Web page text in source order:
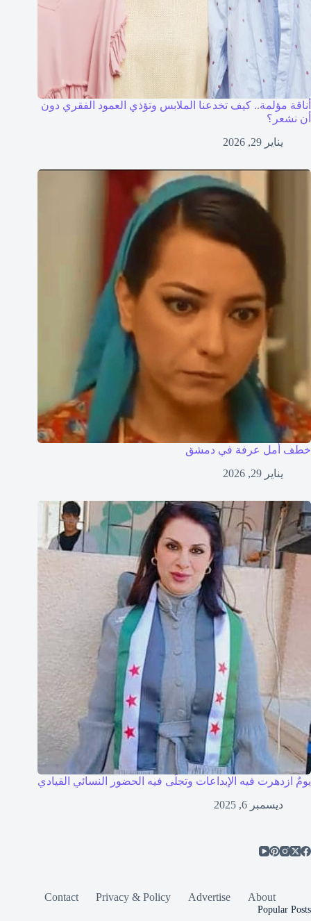
أناقة مؤلمة.. كيف تخدعنا الملابس وتؤذي العمود الفقري دون
أن نشعر؟
يناير 29, 2026
خطف أمل عرفة في دمشق
يناير 29, 2026
يومٌ ازدهرت فيه الإبداعات وتجلّى فيه الحضور النسائي القيادي
ديسمبر 6, 2025
About
Advertise
Privacy & Policy
Contact
Popular Posts